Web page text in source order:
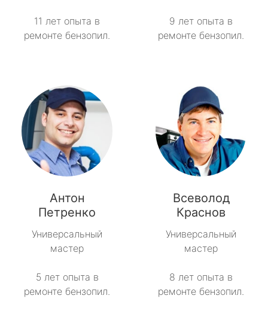
11 лет опыта в
ремонте бензопил.
9 лет опыта в
ремонте бензопил.
Антон
Петренко
Универсальный
мастер
5 лет опыта в
ремонте бензопил.
Всеволод
Краснов
Универсальный
мастер
8 лет опыта в
ремонте бензопил.